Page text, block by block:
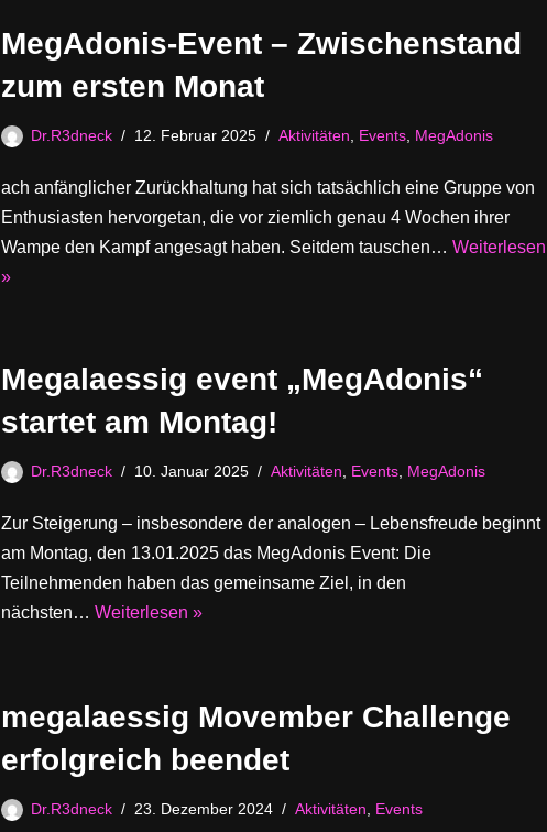
MegAdonis-Event – Zwischenstand
zum ersten Monat
Dr.R3dneck 12. Februar 2025 Aktivitäten Events, MegAdonis
ach anfänglicher Zurückhaltung hat sich tatsächlich eine Gruppe von
Enthusiasten hervorgetan, die vor ziemlich genau 4 Wochen ihrer
Wampe den Kampf angesagt haben. Seitdem tauschen… Weiterlesen
»
Megalaessig event „MegAdonis“
startet am Montag!
Dr.R3dneck 10. Januar 2025 Aktivitäten Events, MegAdonis
Zur Steigerung – insbesondere der analogen – Lebensfreude beginnt
am Montag, den 13.01.2025 das MegAdonis Event: Die
Teilnehmenden haben das gemeinsame Ziel, in den
nächsten… Weiterlesen »
megalaessig Movember Challenge
erfolgreich beendet
Dr.R3dneck 23. Dezember 2024 Aktivitäten, Events